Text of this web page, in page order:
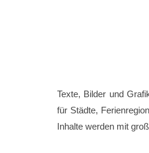
Texte, Bilder und
für Städte,
Inhalte werden mit